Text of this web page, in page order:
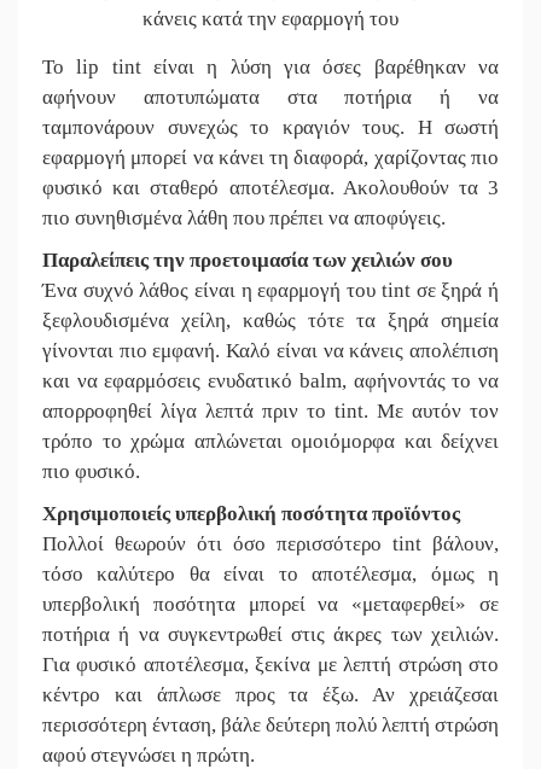
Το lip tint είναι η λύση για όσες βαρέθηκαν να
αφήνουν αποτυπώματα στα ποτήρια ή να
ταμπονάρουν συνεχώς το κραγιόν τους. Η σωστή
εφαρμογή μπορεί να κάνει τη διαφορά, χαρίζοντας πιο
φυσικό και σταθερό αποτέλεσμα. Ακολουθούν τα 3
πιο συνηθισμένα λάθη που πρέπει να αποφύγεις.
Παραλείπεις την προετοιμασία των χειλιών σου
Ένα συχνό λάθος είναι η εφαρμογή του tint σε ξηρά ή
ξεφλουδισμένα χείλη, καθώς τότε τα ξηρά σημεία
γίνονται πιο εμφανή. Καλό είναι να κάνεις απολέπιση
και να εφαρμόσεις ενυδατικό balm, αφήνοντάς το να
απορροφηθεί λίγα λεπτά πριν το tint. Με αυτόν τον
τρόπο το χρώμα απλώνεται ομοιόμορφα και δείχνει
πιο φυσικό.
Χρησιμοποιείς υπερβολική ποσότητα προϊόντος
Πολλοί θεωρούν ότι όσο περισσότερο tint βάλουν,
τόσο καλύτερο θα είναι το αποτέλεσμα, όμως η
υπερβολική ποσότητα μπορεί να «μεταφερθεί» σε
ποτήρια ή να συγκεντρωθεί στις άκρες των χειλιών.
Για φυσικό αποτέλεσμα, ξεκίνα με λεπτή στρώση στο
κέντρο και άπλωσε προς τα έξω. Αν χρειάζεσαι
περισσότερη ένταση, βάλε δεύτερη πολύ λεπτή στρώση
αφού στεγνώσει η πρώτη.